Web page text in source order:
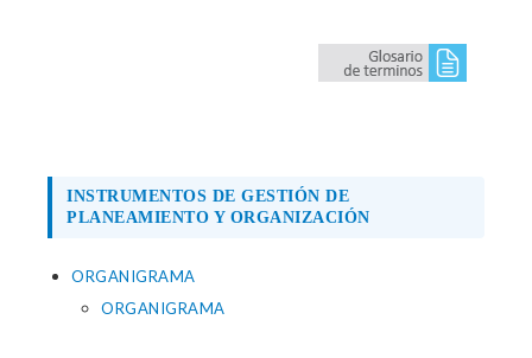
INSTRUMENTOS DE GESTIÓN DE
PLANEAMIENTO Y ORGANIZACIÓN
ORGANIGRAMA
ORGANIGRAMA